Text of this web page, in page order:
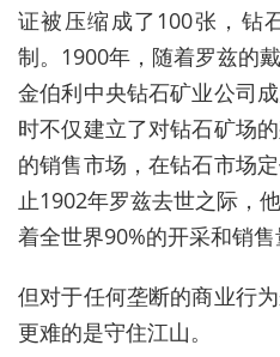
证被压缩成了100张，钻
制。1900年，随着罗兹的
金伯利中央钻石矿业公司
时不仅建立了对钻石矿场
的销售市场，在钻石市场
止1902年罗兹去世之际，
着全世界90%的开采和销售
但对于任何垄断的商业行
更难的是守住江山。